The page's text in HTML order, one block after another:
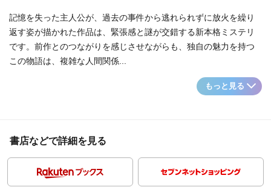
記憶を失った主人公が、過去の事件から逃れられずに放火を繰り
返す姿が描かれた作品は、緊張感と謎が交錯する新本格ミステリ
です。前作とのつながりを感じさせながらも、独自の魅力を持つ
この物語は、複雑な人間関係...
もっと見る
書店などで詳細を見る